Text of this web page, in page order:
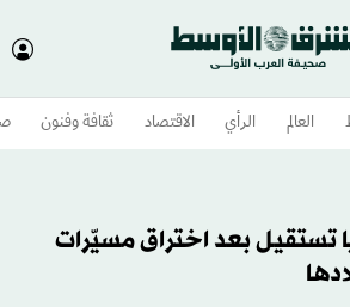
العالم الرأي الاقتصاد ثقافة وفنون
تستقيل بعد اختراق مسيّرات